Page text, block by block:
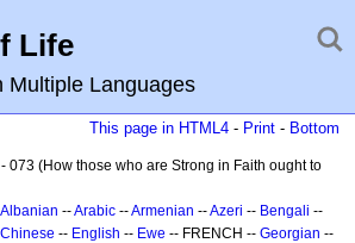
Life
Multiple Languages
This page in HTML4 - Print - Bottom
- 073 (How those who are Strong in Faith ought to
Albanian --Arabic --Armenian --Azeri -- Bengali --
Chinese -- English -- Ewe -- FRENCH -- Georgian --